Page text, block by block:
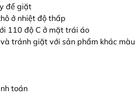
để giặt
ở nhiệt độ thấp
110 độ C ở mặt trái áo
tránh giặt với sản phẩm khác màu
toán